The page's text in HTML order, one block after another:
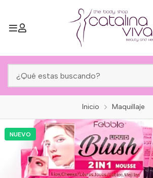
Inicio Maquillaje
NUEVO